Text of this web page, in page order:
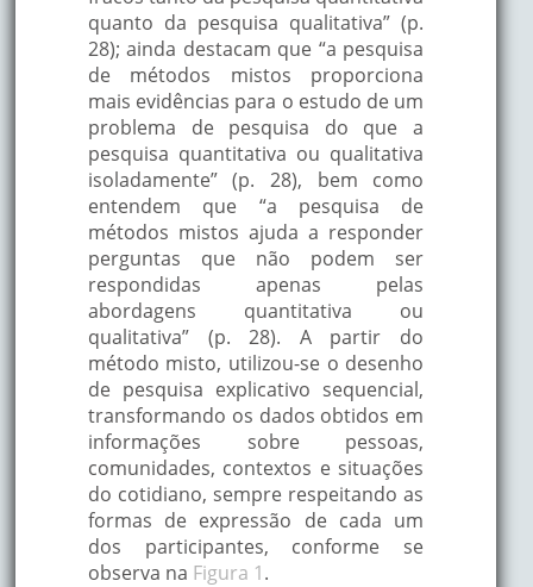
quanto da pesquisa qualitativa” (p.
28); ainda destacam que “a pesquisa
de métodos mistos proporciona
mais evidências para o estudo de um
problema de pesquisa do que a
pesquisa quantitativa ou qualitativa
isoladamente” (p. 28), bem como
entendem que “a pesquisa de
métodos mistos ajuda a responder
perguntas que não podem ser
respondidas apenas pelas
abordagens quantitativa ou
qualitativa” (p. 28). A partir do
método misto, utilizou-se o desenho
de pesquisa explicativo sequencial,
transformando os dados obtidos em
informações sobre pessoas,
comunidades, contextos e situações
do cotidiano, sempre respeitando as
formas de expressão de cada um
dos participantes, conforme se
observa na Figura 1.